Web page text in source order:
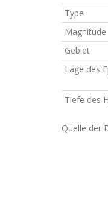
Type
Magnitude
Gebiet
Lage des
Tiefe des
Quelle der